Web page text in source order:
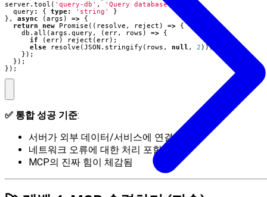
server. tool ( 'query-db' , 'Query database'
query : { type: 'string'
}
},
async (args ) =>
{
return
new Promise (( resolve , reject ) =>
{
db . all (args . query , (err, rows ) =>
{
if
(err) reject (err);
else
resolve (JSON . stringify ( rows , null , 2 ));
});
});
});
✅ 통합 성공 기준:
서버가 외부 데이터/서비스에 연결됨
네트워크 오류에 대한 처리 포함
MCP의 진짜 힘이 체감됨